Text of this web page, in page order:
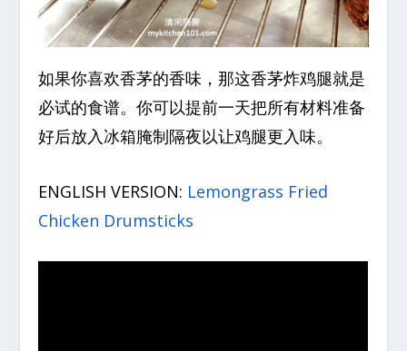
如果你喜欢香茅的香味，那这香茅炸鸡腿就是
必试的食谱。你可以提前一天把所有材料准备
好后放入冰箱腌制隔夜以让鸡腿更入味。
ENGLISH VERSION: Lemongrass Fried
Chicken Drumsticks